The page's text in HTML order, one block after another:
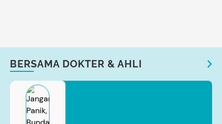
BERSAMA DOKTER & AHLI